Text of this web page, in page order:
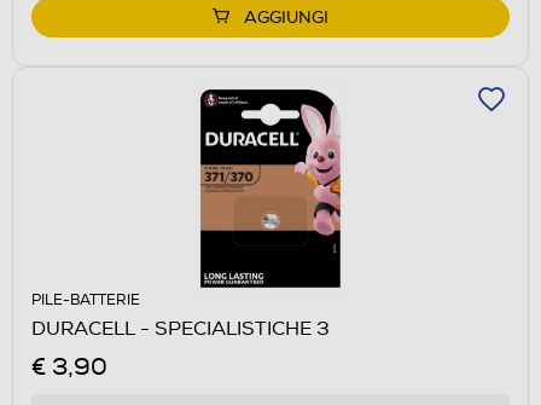
AGGIUNGI
PILE-BATTERIE
DURACELL - SPECIALISTICHE 3
€ 3,90